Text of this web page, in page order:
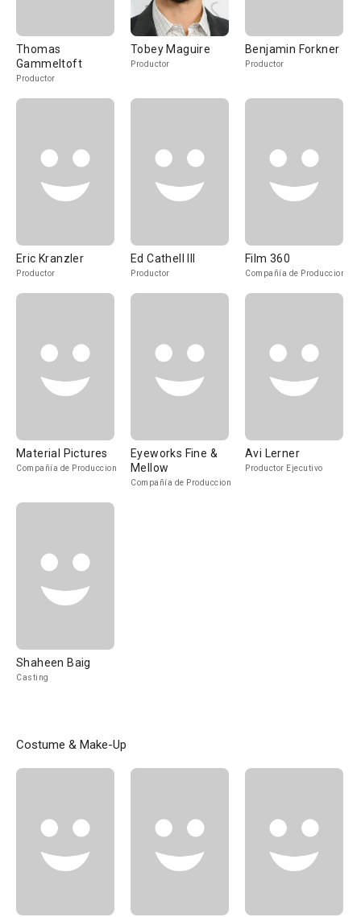
Thomas
Gammeltoft
Productor
Tobey Maguire
Productor
Benjamin Forkner
Productor
Eric Kranzler
Productor
Ed Cathell III
Productor
Film 360
Compañía de Produccion
Material Pictures
Compañía de Produccion
Eyeworks Fine &
Mellow
Compañía de Produccion
Avi Lerner
Productor Ejecutivo
Shaheen Baig
Casting
Costume & Make-Up